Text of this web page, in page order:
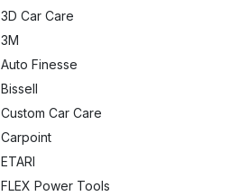
3D Car Care
3M
Auto Finesse
Bissell
Custom Car Care
Carpoint
ETARI
FLEX Power Tools